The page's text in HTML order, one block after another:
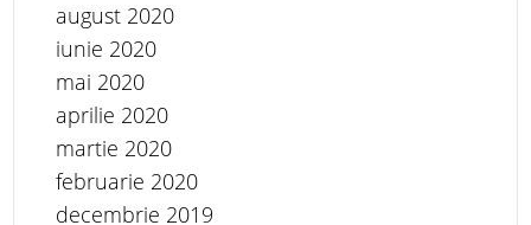
august 2020
iunie 2020
mai 2020
aprilie 2020
martie 2020
februarie 2020
decembrie 2019